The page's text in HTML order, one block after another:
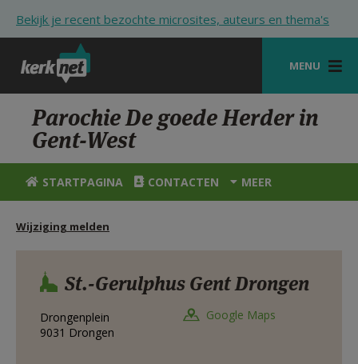
Bekijk je recent bezochte microsites, auteurs en thema's
MENU
STARTPAGINA
KERK
VIERINGEN
HULP
STARTPAGINA PORTAAL
MIJN PAROCHIE
Parochie De goede Herder in
Gent-West
STARTPAGINA CONTACTEN MEER
Wijziging melden
St.-Gerulphus Gent Drongen
Drongenplein
9031 Drongen
Google Maps